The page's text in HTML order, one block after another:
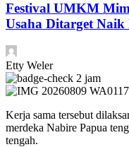
Festival UMKM
Usaha Ditarget
Etty Weler
2 jam
Kerja sama tersebut
merdeka Nabire Papua
tengah.